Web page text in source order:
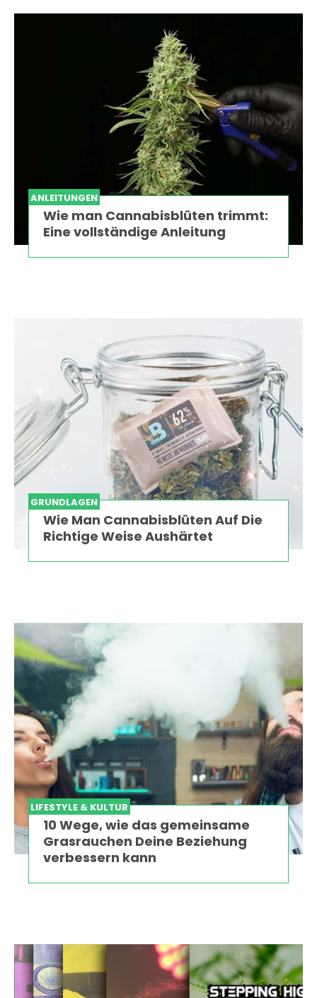
ANLEITUNGEN
Wie man Cannabisblüten trimmt:
Eine vollständige Anleitung
GRUNDLAGEN
Wie Man Cannabisblüten Auf Die
Richtige Weise Aushärtet
LIFESTYLE & KULTUR
10 Wege, wie das gemeinsame
Grasrauchen Deine Beziehung
verbessern kann